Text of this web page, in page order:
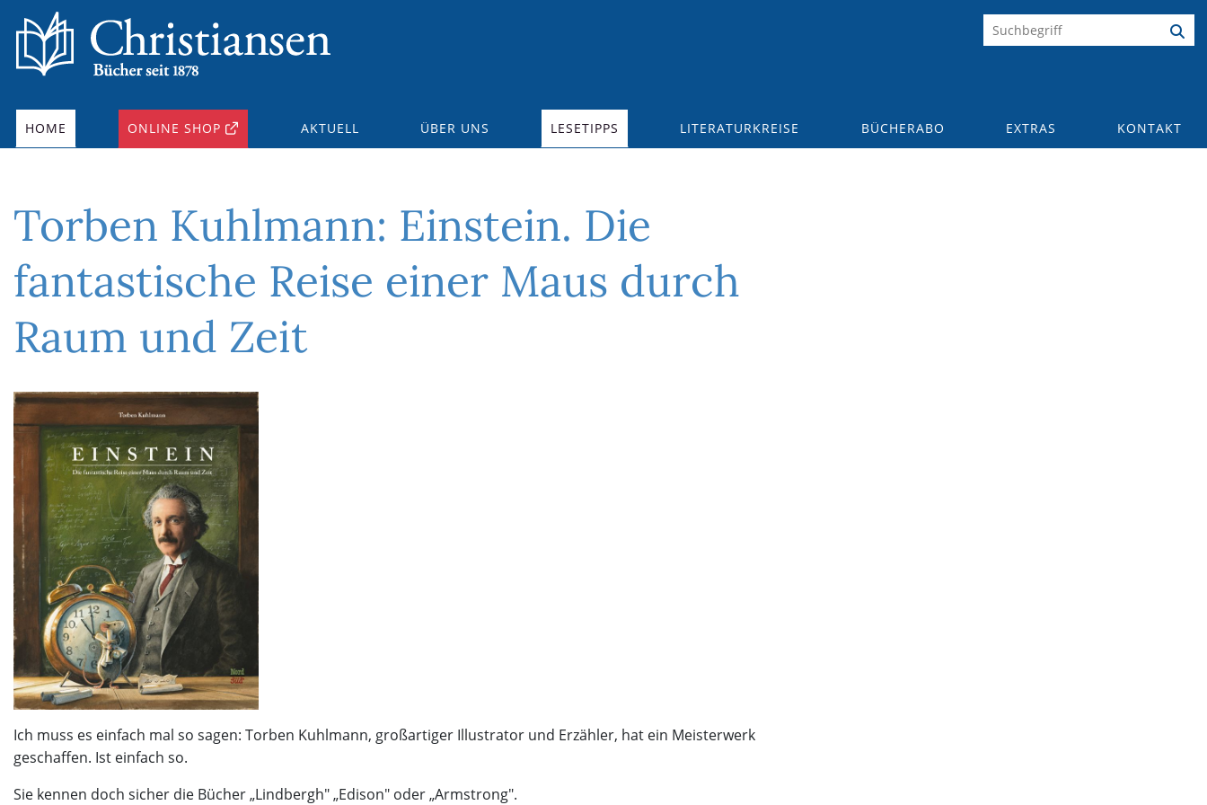
HOME ONLINE SHOP AKTUELL ÜBER UNS LESETIPPS LITERATURKREISE BÜCHERABO EXTRAS KONTAKT
Torben Kuhlmann: Einstein. Die
fantastische Reise einer Maus durch
Raum und Zeit
Ich muss es einfach mal so sagen: Torben Kuhlmann, großartiger Illustrator und Erzähler, hat ein Meisterwerk
geschaffen. Ist einfach so.
Sie kennen doch sicher die Bücher „Lindbergh" „Edison" oder „Armstrong".